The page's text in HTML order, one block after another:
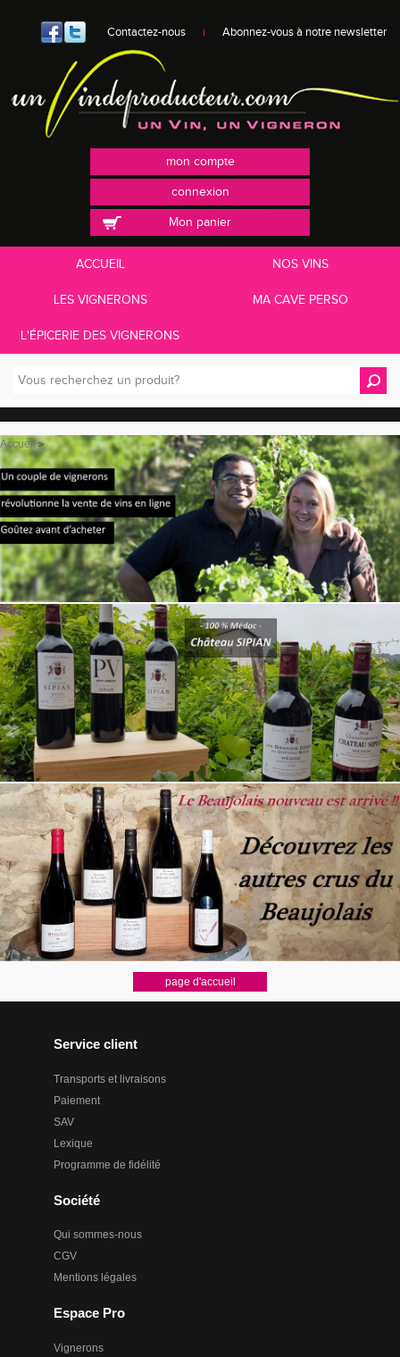
mon compte
connexion
Mon panier
ACCUEIL NOS VINS
LES VIGNERONS MA CAVE PERSO
L'ÉPICERIE DES VIGNERONS
Accueil
Service client
Transports et livraisons
Paiement
SAV
Lexique
Programme de fidélité
Société
Qui sommes-nous
CGV
Mentions légales
Espace Pro
Vignerons
Contactez-nous Abonnez-vous à notre newsletter